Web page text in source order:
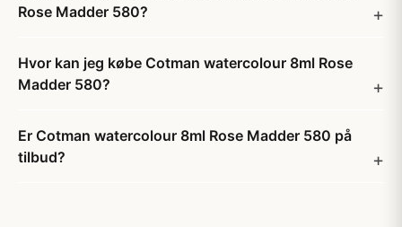
Rose Madder 580?
Hvor kan jeg købe Cotman watercolour 8ml Rose
Madder 580?
Er Cotman watercolour 8ml Rose Madder 580 på
tilbud?